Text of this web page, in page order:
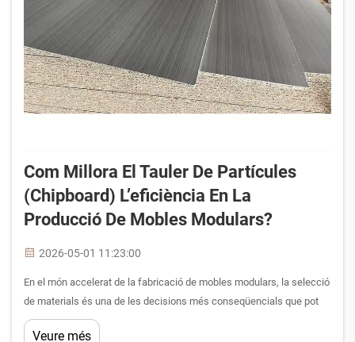
Com Millora El Tauler De Partícules
(chipboard) L’eficiència En La
Producció De Mobles Modulars?
2026-05-01 11:23:00
En el món accelerat de la fabricació de mobles modulars, la selecció
de materials és una de les decisions més conseqüencials que pot
prendre un equip de producció. El contraplacat de partícules s'ha
consolidat com un material fonamental precisament perquè resol
Veure més